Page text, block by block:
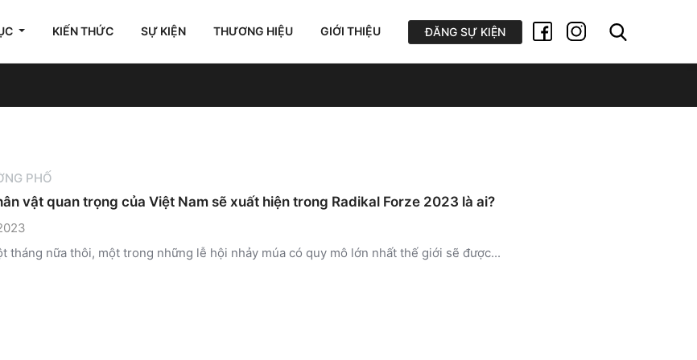
KIẾN THỨC SỰ KIỆN THƯƠNG HIỆU GIỚI THIỆU ĐĂNG SỰ KIỆN
PHỐ
vật quan trọng của Việt Nam sẽ xuất hiện trong Radikal Forze 2023 là ai?
tháng nữa thôi, một trong những lễ hội nhảy múa có quy mô lớn nhất thế giới sẽ được...